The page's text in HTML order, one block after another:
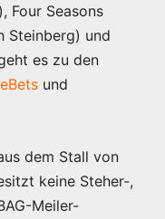
Four Seasons
Steinberg) und
es zu den
und
dem Stall von
keine Steher-,
Meiler-